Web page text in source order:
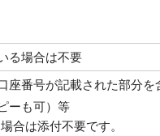
る場合は不要
座番号が記載された部分を
ーも可）等
合は添付不要です。